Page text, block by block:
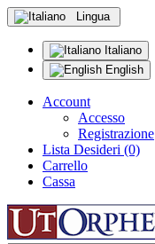
Lingua
Italiano
English
Account
Accesso
Registrazione
Lista Desideri (0)
Carrello
Cassa